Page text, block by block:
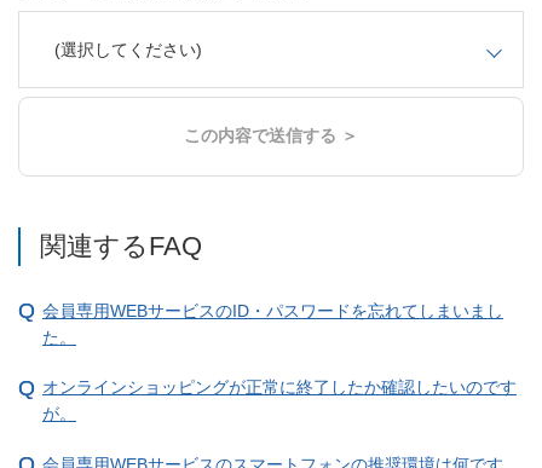
(選択してください)
この内容で送信する ＞
関連するFAQ
会員専用WEBサービスのID・パスワードを忘れてしまいまし
た。
オンラインショッピングが正常に終了したか確認したいのです
が。